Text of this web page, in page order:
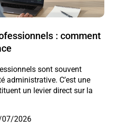
: comment
sont souvent
administrative. C’est une
un levier direct sur la
2026